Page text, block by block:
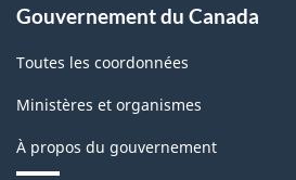
Gouvernement du Canada
Toutes les coordonnées
Ministères et organismes
À propos du gouvernement